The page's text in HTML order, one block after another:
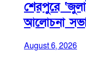
শেরপুরে
আলোচনা
August 6, 2026